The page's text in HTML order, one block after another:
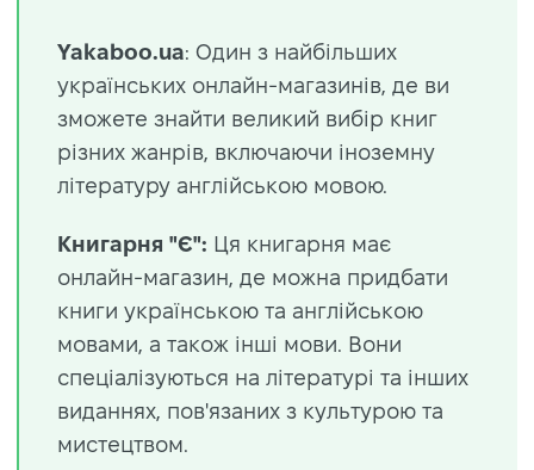
Yakaboo.ua: Один з найбільших
українських онлайн-магазинів, де ви
зможете знайти великий вибір книг
різних жанрів, включаючи іноземну
літературу англійською мовою.
Книгарня "Є": Ця книгарня має
онлайн-магазин, де можна придбати
книги українською та англійською
мовами, а також інші мови. Вони
спеціалізуються на літературі та інших
виданнях, пов'язаних з культурою та
мистецтвом.